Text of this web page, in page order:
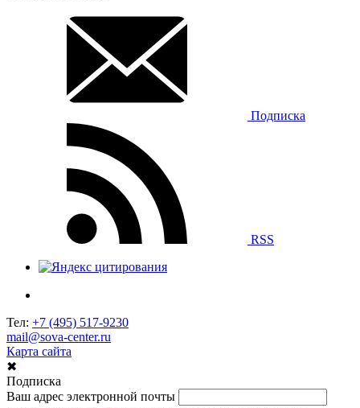
Подписка
RSS
Тел: +7 (495) 517-9230
mail@sova-center.ru
Карта сайта
✖
Подписка
Ваш адрес электронной почты